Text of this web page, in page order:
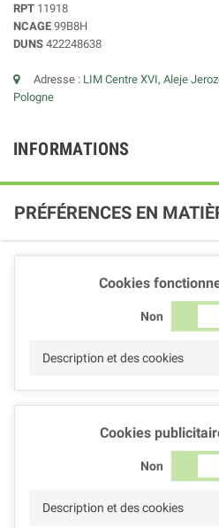
RPT 11918
NCAGE 99B8H
DUNS 422248638
Adresse : LIM Centre XVI, Aleje
Pologne
INFORMATIONS
PRÉFÉRENCES EN
Cookies
Non
Description et des cookies
Cookies
Non
Description et des cookies